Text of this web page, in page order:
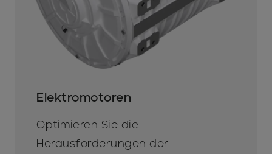
Elektromotoren
Optimieren Sie die
Herausforderungen der